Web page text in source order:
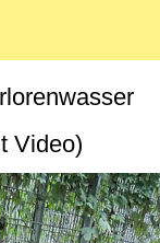
Video)